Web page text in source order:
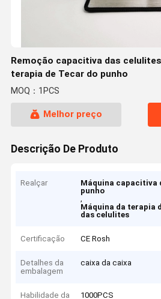
Remoção capacitiva das
terapia de Tecar do punho
MOQ：1PCS
Melhor preço
Descrição De Produto
Realçar
Máquina capacitiva
punho
,
Máquina da terapia
das celulites
Certificação CE Rosh
Detalhes da
embalagem
caixa da caixa
Habilidade da
1000PCS